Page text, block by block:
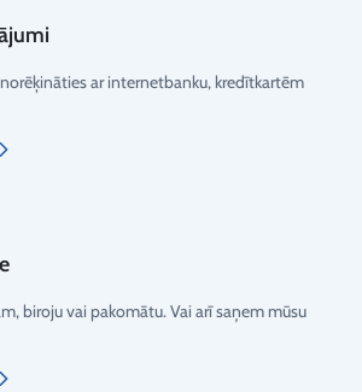
ar internetbanku, kredītkartēm
biroju vai pakomātu. Vai arī saņem mūsu